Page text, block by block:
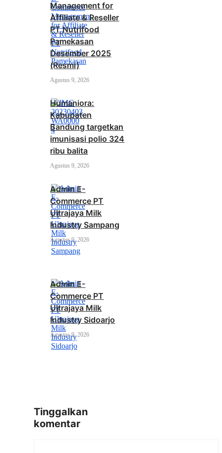
Management for
Affiliate & Reseller
PT Nutrifood
Pamekasan
Desember 2025
(Resmi)
Agustus 9, 2026
Humaniora:
Kabupaten
Bandung targetkan
imunisasi polio 324
ribu balita
Agustus 9, 2026
Admin E-
Commerce PT
Ultrajaya Milk
Industry Sampang
Agustus 9, 2026
Admin E-
Commerce PT
Ultrajaya Milk
Industry Sidoarjo
Agustus 9, 2026
Tinggalkan
komentar